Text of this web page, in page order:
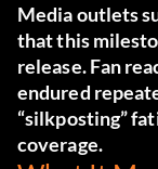
Media outlets
that this
release. Fan
endured
“silkposting”
coverage.